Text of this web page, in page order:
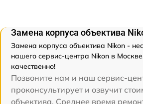
Замена корпуса объектива
Замена корпуса объектива Nikon -
нашего сервис-центра Nikon в
качественно!
Позвоните нам и наш сервис-
проконсультирует и озвучит
объектива. Среднее время